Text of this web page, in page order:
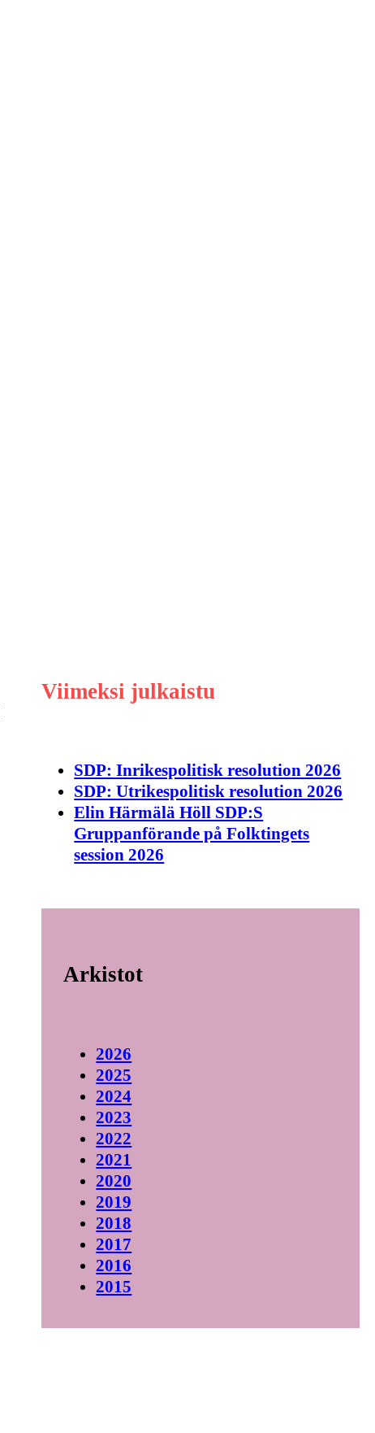
Viimeksi julkaistu
SDP: Inrikespolitisk resolution 2026
SDP: Utrikespolitisk resolution 2026
Elin Härmälä Höll SDP:S
Gruppanförande på Folktingets
session 2026
Arkistot
2026
2025
2024
2023
2022
2021
2020
2019
2018
2017
2016
2015